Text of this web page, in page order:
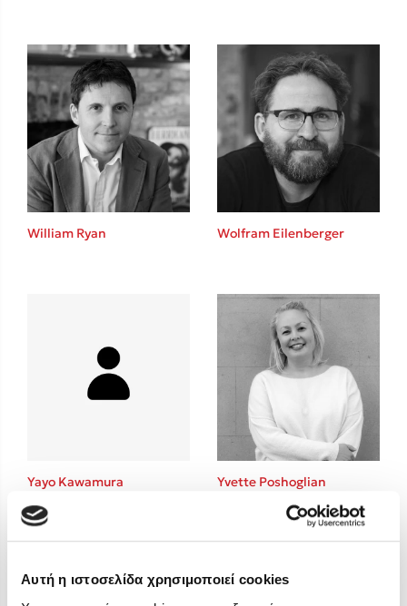
Αυτή η ιστοσελίδα χρησιμοποιεί cookies
Δημοφιλείς Συγγραφείς
Φυστίκι ΠουΚυλάει
Παύλος Καστανάς
El Sombrero
Στέφανος Ξενάκης
Sebastian Fitzek
Benzamin Bécue
Rebecca Yarros
Ali Hazelwood
Cori Doerrfeld
Pierdomenico Baccalario
Δανάη Ιμπραχήμ
William Ryan Wolfram Eilenberger
Yayo Kawamura Yvette Poshoglian